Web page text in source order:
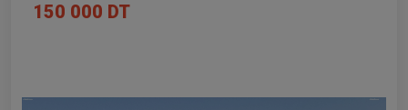
150 000 DT